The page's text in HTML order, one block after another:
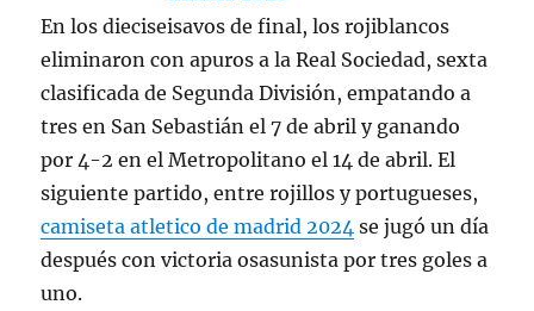
En los dieciseisavos de final, los rojiblancos
eliminaron con apuros a la Real Sociedad, sexta
clasificada de Segunda División, empatando a
tres en San Sebastián el 7 de abril y ganando
por 4-2 en el Metropolitano el 14 de abril. El
siguiente partido, entre rojillos y portugueses,
camiseta atletico de madrid 2024 se jugó un día
después con victoria osasunista por tres goles a
uno.